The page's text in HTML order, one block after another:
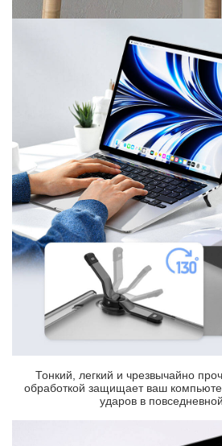
Тонкий, легкий и чрезвычайно
обработкой защищает ваш
ударов в